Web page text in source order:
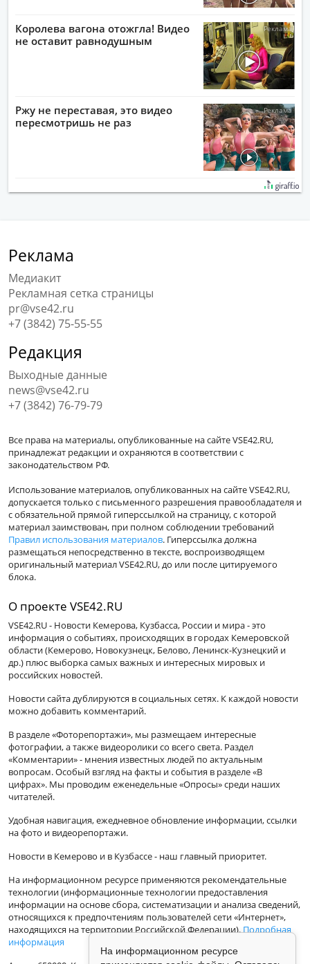
Королева вагона отожгла! Видео
не оставит равнодушным
Ржу не переставая, это видео
пересмотришь не раз
Реклама
Медиакит
Рекламная сетка страницы
pr@vse42.ru
+7 (3842) 75-55-55
Редакция
Выходные данные
news@vse42.ru
+7 (3842) 76-79-79
Все права на материалы, опубликованные на сайте VSE42.RU,
принадлежат редакции и охраняются в соответствии с
законодательством РФ.
Использование материалов, опубликованных на сайте VSE42.RU,
допускается только с письменного разрешения правообладателя и
с обязательной прямой гиперссылкой на страницу, с которой
материал заимствован, при полном соблюдении требований
Правил использования материалов. Гиперссылка должна
размещаться непосредственно в тексте, воспроизводящем
оригинальный материал VSE42.RU, до или после цитируемого
блока.
О проекте VSE42.RU
VSE42.RU - Новости Кемерова, Кузбасса, России и мира - это
информация о событиях, происходящих в городах Кемеровской
области (Кемерово, Новокузнецк, Белово, Ленинск-Кузнецкий и
др.) плюс выборка самых важных и интересных мировых и
российских новостей.
Новости сайта дублируются в социальных сетях. К каждой новости
можно добавить комментарий.
В разделе «Фоторепортажи», мы размещаем интересные
фотографии, а также видеоролики со всего света. Раздел
«Комментарии» - мнения известных людей по актуальным
вопросам. Особый взгляд на факты и события в разделе «В
цифрах». Мы проводим еженедельные «Опросы» среди наших
читателей.
Удобная навигация, ежедневное обновление информации, ссылки
на фото и видеорепортажи.
Новости в Кемерово и в Кузбассе - наш главный приоритет.
На информационном ресурсе применяются рекомендательные
технологии (информационные технологии предоставления
информации на основе сбора, систематизации и анализа сведений,
относящихся к предпочтениям пользователей сети «Интернет»,
находящихся на территории Российской Федерации).Подробная
информация
На информационном ресурсе